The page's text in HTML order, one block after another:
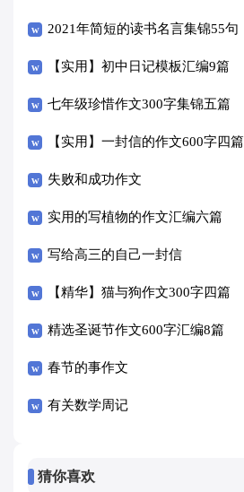
2021年简短的读书名言集锦55句
【实用】初中日记模板汇编9篇
七年级珍惜作文300字集锦五篇
【实用】一封信的作文600字四篇
失败和成功作文
实用的写植物的作文汇编六篇
写给高三的自己一封信
【精华】猫与狗作文300字四篇
精选圣诞节作文600字汇编8篇
春节的事作文
有关数学周记
猜你喜欢